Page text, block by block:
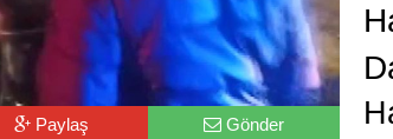
Paylaş Gönder